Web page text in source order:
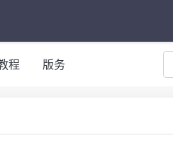
程 版务